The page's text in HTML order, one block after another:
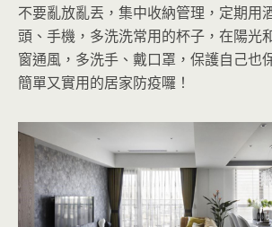
不要亂放亂丟，集中收納管理，定期用
頭、手機，多洗洗常用的杯子，在陽光
窗通風，多洗手、戴口罩，保護自己也
簡單又實用的居家防疫囉！